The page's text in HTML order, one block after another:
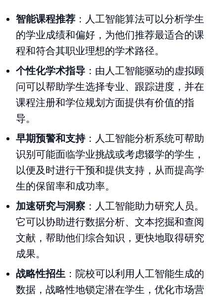
智能课程推荐 ：人工智能算法可以分析学生
的学业成绩和偏好，为他们推荐最适合的课
程和符合其职业理想的学术路径。
个性化学术指导 ：由人工智能驱动的虚拟顾
问可以帮助学生选择专业、跟踪进度，并在
课程注册和学位规划方面提供有价值的指
导。
早期预警和支持：人工智能分析系统可帮助
识别可能面临学业挑战或考虑辍学的学生，
以便及时进行干预和提供支持，从而提高学
生的保留率和成功率。
加速研究与洞察 ：人工智能助力研究人员。
它可以协助进行数据分析、文本挖掘和查阅
文献，帮助他们综合知识，更快地取得研究
成果。
战略性招生 ：院校可以利用人工智能生成的
数据，战略性地锁定潜在学生，优化市场营